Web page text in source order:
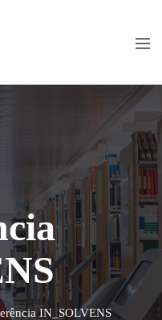
IN_SOLVENS